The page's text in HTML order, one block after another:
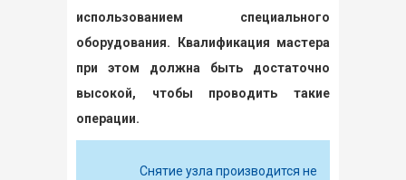
использованием специального
оборудования. Квалификация мастера
при этом должна быть достаточно
высокой, чтобы проводить такие
операции.
Снятие узла производится не